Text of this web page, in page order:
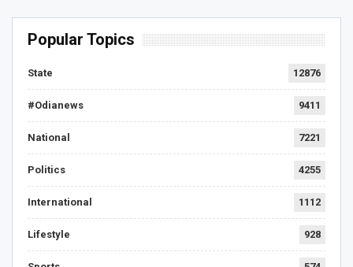
Popular Topics
State 12876
#Odianews 9411
National 7221
Politics 4255
International 1112
Lifestyle 928